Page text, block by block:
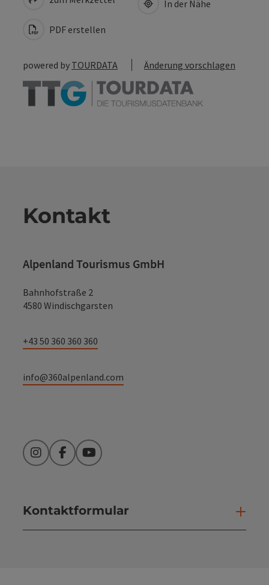
PDF erstellen
In der Nähe
powered by TOURDATA Änderung vorschlagen
Kontakt
Alpenland Tourismus GmbH
Bahnhofstraße 2
4580 Windischgarsten
+43 50 360 360 360
info@360alpenland.com
InstagramFacebookYouTube
Kontaktformular